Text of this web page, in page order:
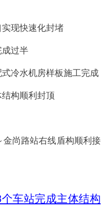
现快速化封堵
过半
冷水机房样板施工完成
构顺利封顶
金尚路站右线盾构顺利接
车站完成主体结构